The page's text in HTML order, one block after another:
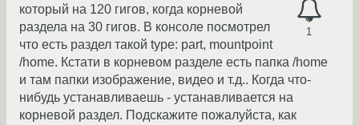
1
который на 120 гигов, когда корневой
раздела на 30 гигов. В консоле посмотрел
что есть раздел такой type: part, mountpoint
/home. Кстати в корневом разделе есть папка /home
и там папки изображение, видео и т.д.. Когда что-
нибудь устанавливаешь - устанавливается на
корневой раздел. Подскажите пожалуйста, как